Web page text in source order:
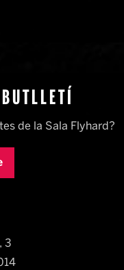
de la Sala Flyhard?
3